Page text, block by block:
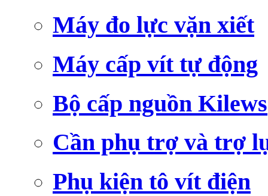
Máy đo lực vặn xiết
Máy cấp vít tự động
Bộ cấp nguồn Kilews
Cần phụ trợ và trợ
Phụ kiện tô vít điện